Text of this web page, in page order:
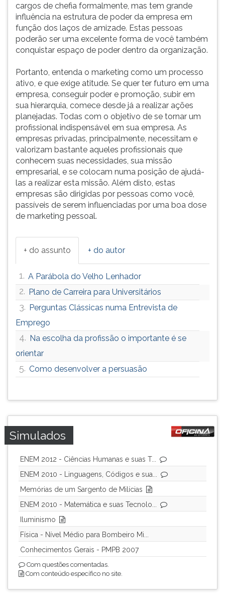
cargos de chefia formalmente, mas tem grande
influência na estrutura de poder da empresa em
função dos laços de amizade. Estas pessoas
poderão ser uma excelente forma de você também
conquistar espaço de poder dentro da organização.
Portanto, entenda o marketing como um processo
ativo, e que exige atitude. Se quer ter futuro em uma
empresa, conseguir poder e promoção, subir em
sua hierarquia, comece desde já a realizar ações
planejadas. Todas com o objetivo de se tornar um
profissional indispensável em sua empresa. As
empresas privadas, principalmente, necessitam e
valorizam bastante aqueles profissionais que
conhecem suas necessidades, sua missão
empresarial, e se colocam numa posição de ajudá-
las a realizar esta missão. Além disto, estas
empresas são dirigidas por pessoas como você,
passíveis de serem influenciadas por uma boa dose
de marketing pessoal.
+ do assunto + do autor
1. A Parábola do Velho Lenhador
2. Plano de Carreira para Universitários
3. Perguntas Clássicas numa Entrevista de
Emprego
4. Na escolha da profissão o importante é se
orientar
5. Como desenvolver a persuasão
Simulados
ENEM 2012 - Ciências Humanas e suas T...
ENEM 2010 - Linguagens, Códigos e sua...
Memórias de um Sargento de Milícias
ENEM 2010 - Matemática e suas Tecnolo...
Iluminismo
Física - Nível Médio para Bombeiro Mi...
Conhecimentos Gerais - PMPB 2007
Com questões comentadas.
Com conteúdo específico no site.